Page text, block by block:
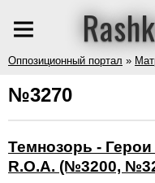
Оппозиционный портал »
№3270
Темнозорь -
R.O.A. (№3200,